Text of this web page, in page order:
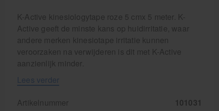
K-Active kinesiologytape roze 5 cmx 5 meter. K-
Active geeft de minste kans op huidirritatie, waar
andere merken kinesiotape irritatie kunnen
veroorzaken na verwijderen is dit met K-Active
aanzienlijk minder.
Lees verder
Artikelnummer
101031